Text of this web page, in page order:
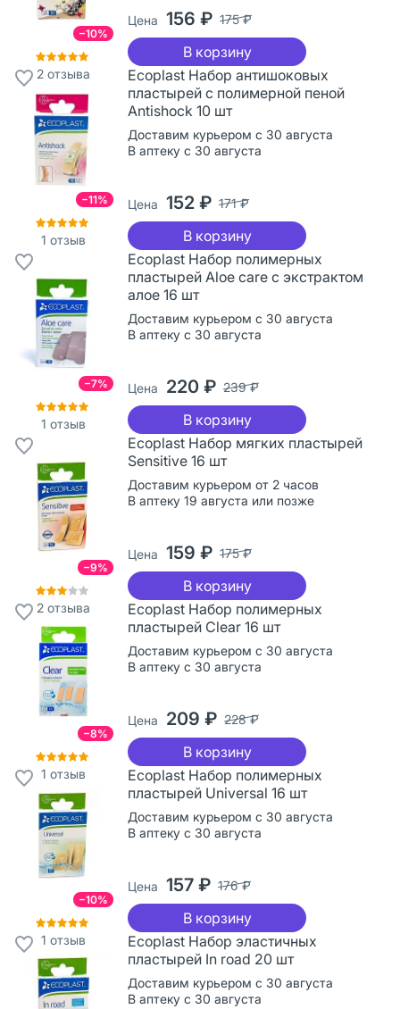
−10%
2 отзыва
Цена 156 ₽ 175 ₽
В корзину
−11%
1 отзыв
Ecoplast Набор антишоковых
пластырей с полимерной пеной
Antishock 10 шт
Доставим курьером с 30 августа
В аптеку с 30 августа
Цена 152 ₽ 171 ₽
В корзину
−7%
1 отзыв
Ecoplast Набор полимерных
пластырей Aloe care с экстрактом
алое 16 шт
Доставим курьером с 30 августа
В аптеку с 30 августа
Цена 220 ₽ 239 ₽
В корзину
−9%
2 отзыва
Ecoplast Набор мягких пластырей
Sensitive 16 шт
Доставим курьером от 2 часов
В аптеку 19 августа или позже
Цена 159 ₽ 175 ₽
В корзину
−8%
1 отзыв
Ecoplast Набор полимерных
пластырей Clear 16 шт
Доставим курьером с 30 августа
В аптеку с 30 августа
Цена 209 ₽ 228 ₽
В корзину
−10%
1 отзыв
Ecoplast Набор полимерных
пластырей Universal 16 шт
Доставим курьером с 30 августа
В аптеку с 30 августа
Цена 157 ₽ 176 ₽
В корзину
Ecoplast Набор эластичных
пластырей In road 20 шт
Доставим курьером с 30 августа
В аптеку с 30 августа